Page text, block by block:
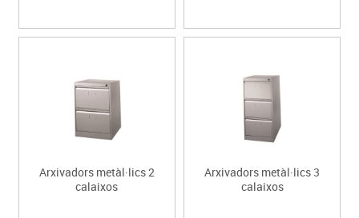
Arxivadors metàl·lics 2
calaixos
Arxivadors metàl·lics 3
calaixos